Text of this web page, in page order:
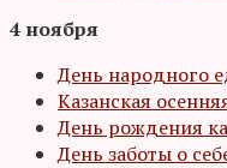
4 ноября
День народного
Казанская
День рождения
День заботы о